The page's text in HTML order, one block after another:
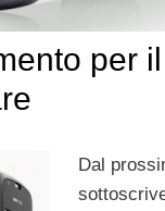
per
Dal